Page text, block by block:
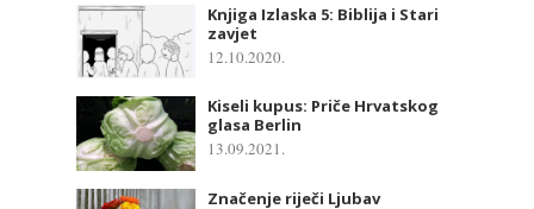
Knjiga Izlaska 5: Biblija i Stari
zavjet
12.10.2020.
Kiseli kupus: Priče Hrvatskog
glasa Berlin
13.09.2021.
Značenje riječi Ljubav